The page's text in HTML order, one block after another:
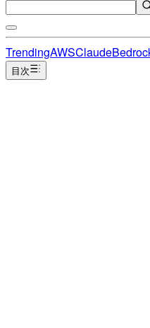
TrendingAWSClaude
目次